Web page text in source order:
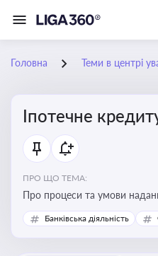
Головна Теми в центрі
Іпотечне
ПРО ЩО ТЕМА:
Про процеси та умови
зміни у законодавстві та
Банківська діяльність